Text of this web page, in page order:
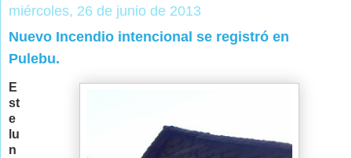
miércoles, 26 de junio de 2013
Nuevo Incendio intencional se registró en
Pulebu.
E
st
e
lu
n